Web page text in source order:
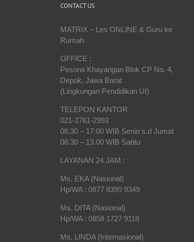
CONTACT US
MATRIX – Les ONLINE & Guru ke
Rumah
OFFICE :
Pesona Khayangan Blok CP No. 4,
Depok, Jawa Barat
(Lingkungan Pendidikan UI)
TELEPON KANTOR
021-2761-2993
08.30 – 17.00 WIB Senin s.d Jumat
08.30 – 13.00 WIB Sabtu
LAYANAN 24 JAM :
Ms. EKA (Nasional)
Hp/WA : 0877 8399 9349
Ms. DITA (Nasional)
Hp/WA : 0858 1727 9118
Ms. LINDA (Internasional)